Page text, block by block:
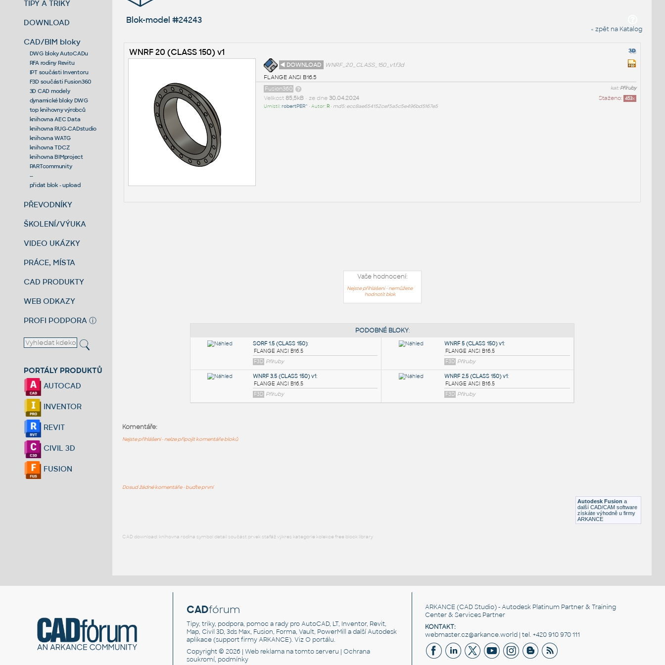
TIPY A TRIKY
DOWNLOAD
CAD/BIM bloky
DWG bloky AutoCADu
RFA rodiny Revitu
IPT součásti Inventoru
F3D součásti Fusion360
3D CAD modely
dynamické bloky DWG
top knihovny výrobců
knihovna AEC Data
knihovna RUG-CADstudio
knihovna WATG
knihovna TDCZ
knihovna BIMproject
PARTcommunity
--
přidat blok - upload
PŘEVODNÍKY
ŠKOLENÍ/VÝUKA
VIDEO UKÁZKY
PRÁCE, MÍSTA
CAD PRODUKTY
WEB ODKAZY
PROFI PODPORA ⓘ
PORTÁLY PRODUKTŮ
AUTOCAD
INVENTOR
REVIT
CIVIL 3D
FUSION
Blok-model #24243
« zpět na Katalog
WNRF 20 (CLASS 150) v1
◄ DOWNLOAD
WNRF_20_CLASS_150_v1.f3d
FLANGE ANSI B16.5
kat:Příruby
Fusion360
Staženo: 453x
Velikost 85,5kB• ze dne 30.04.2024
Umístil:robertPER^ • Autor: R• md5: ecc8ae654152cef5a5c5e496bd5167e5
Vaše hodnocení:
Nejste přihlášeni - nemůžete
hodnotit blok
Autodesk Fusion a
další CAD/CAM software
získáte výhodně u firmy
ARKANCE
Komentáře:
Nejste přihlášeni - nelze připojit komentáře bloků
Dosud žádné komentáře - buďte první
CAD download: knihovna rodina symbol detail součást prvek stafáž výkres kategorie kolekce free block library
CADfórum
Tipy, triky, podpora, pomoc a rady pro AutoCAD, LT, Inventor, Revit,
Map, Civil 3D, 3ds Max, Fusion, Forma, Vault, PowerMill a další Autodesk
aplikace (support firmy ARKANCE). VizO portálu.
Copyright © 2026 |Web reklama na tomto serveru |Ochrana
soukromí, podmínky
ARKANCE (CAD Studio) - Autodesk Platinum Partner & Training
Center & Services Partner
KONTAKT:
webmaster.cz@arkance.world | tel. +420 910 970 111